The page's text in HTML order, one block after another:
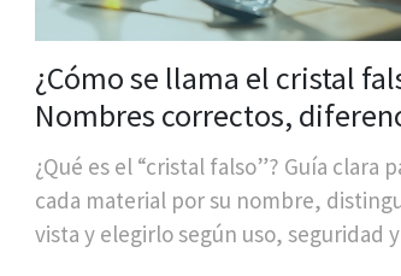
¿Cómo se llama el cristal
Nombres correctos,
identificarlo
¿Qué es el “cristal falso”? Guía clara
cada material por su nombre,
vista y elegirlo según uso, seguridad